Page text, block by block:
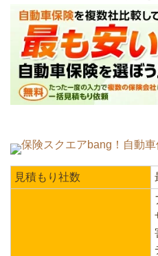
保険スクエアbang！自動車
見積もり社数